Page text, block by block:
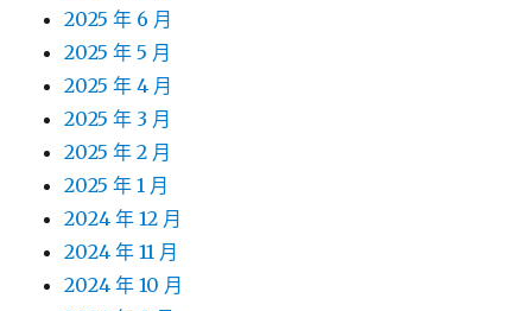
2025 年 6 月
2025 年 5 月
2025 年 4 月
2025 年 3 月
2025 年 2 月
2025 年 1 月
2024 年 12 月
2024 年 11 月
2024 年 10 月